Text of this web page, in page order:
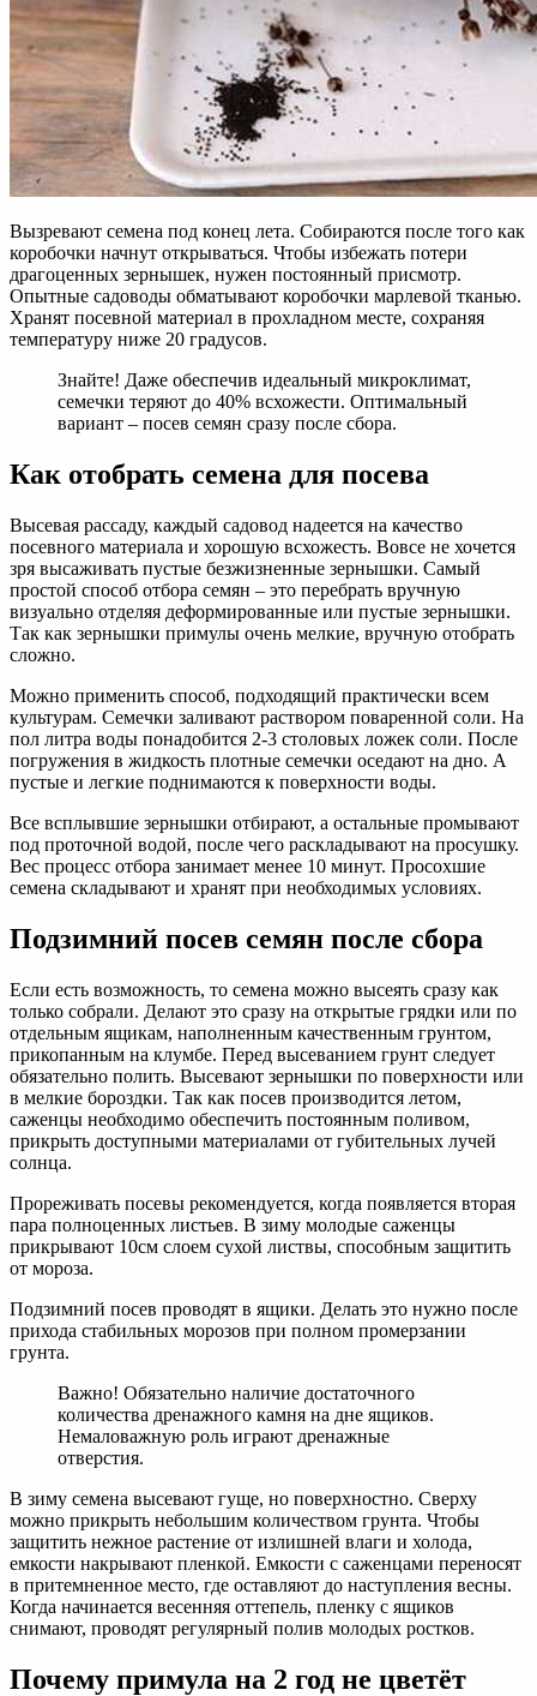
Вызревают семена под конец лета. Собираются после того как
коробочки начнут открываться. Чтобы избежать потери
драгоценных зернышек, нужен постоянный присмотр.
Опытные садоводы обматывают коробочки марлевой тканью.
Хранят посевной материал в прохладном месте, сохраняя
температуру ниже 20 градусов.
Знайте! Даже обеспечив идеальный микроклимат,
семечки теряют до 40% всхожести. Оптимальный
вариант – посев семян сразу после сбора.
Как отобрать семена для посева
Высевая рассаду, каждый садовод надеется на качество
посевного материала и хорошую всхожесть. Вовсе не хочется
зря высаживать пустые безжизненные зернышки. Самый
простой способ отбора семян – это перебрать вручную
визуально отделяя деформированные или пустые зернышки.
Так как зернышки примулы очень мелкие, вручную отобрать
сложно.
Можно применить способ, подходящий практически всем
культурам. Семечки заливают раствором поваренной соли. На
пол литра воды понадобится 2-3 столовых ложек соли. После
погружения в жидкость плотные семечки оседают на дно. А
пустые и легкие поднимаются к поверхности воды.
Все всплывшие зернышки отбирают, а остальные промывают
под проточной водой, после чего раскладывают на просушку.
Вес процесс отбора занимает менее 10 минут. Просохшие
семена складывают и хранят при необходимых условиях.
Подзимний посев семян после сбора
Если есть возможность, то семена можно высеять сразу как
только собрали. Делают это сразу на открытые грядки или по
отдельным ящикам, наполненным качественным грунтом,
прикопанным на клумбе. Перед высеванием грунт следует
обязательно полить. Высевают зернышки по поверхности или
в мелкие бороздки. Так как посев производится летом,
саженцы необходимо обеспечить постоянным поливом,
прикрыть доступными материалами от губительных лучей
солнца.
Прореживать посевы рекомендуется, когда появляется вторая
пара полноценных листьев. В зиму молодые саженцы
прикрывают 10см слоем сухой листвы, способным защитить
от мороза.
Подзимний посев проводят в ящики. Делать это нужно после
прихода стабильных морозов при полном промерзании
грунта.
Важно! Обязательно наличие достаточного
количества дренажного камня на дне ящиков.
Немаловажную роль играют дренажные
отверстия.
В зиму семена высевают гуще, но поверхностно. Сверху
можно прикрыть небольшим количеством грунта. Чтобы
защитить нежное растение от излишней влаги и холода,
емкости накрывают пленкой. Емкости с саженцами переносят
в притемненное место, где оставляют до наступления весны.
Когда начинается весенняя оттепель, пленку с ящиков
снимают, проводят регулярный полив молодых ростков.
Почему примула на 2 год не цветёт